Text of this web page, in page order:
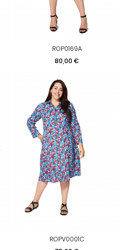
ROP0169A
Prix
80,00 €
ROPV0001C